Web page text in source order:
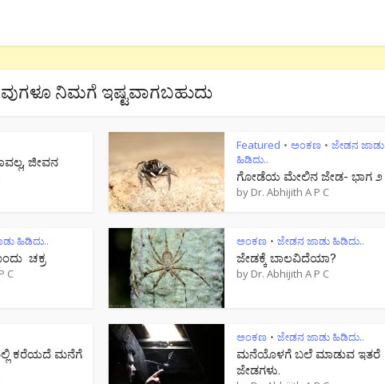
ನಿಮಗೆ ಇಷ್ಟವಾಗಬಹುದು
ಜೀವನ
Featured • ಅಂಕಣ • ಜೇಡನ ಜಾಡು
ಹಿಡಿದು..
ಗೋಡೆಯ ಮೇಲಿನ ಜೇಡ- ಭಾಗ ೨
by Dr. Abhijith A P C
ಹಿಡಿದು..
ಚಕ್ರ
C
ಅಂಕಣ • ಜೇಡನ ಜಾಡು ಹಿಡಿದು..
ಜೇಡಕ್ಕೆ ಬಾಲವಿದೆಯಾ?
by Dr. Abhijith A P C
ಕರೆಯದೆ ಮನೆಗೆ
ಅಂಕಣ • ಜೇಡನ ಜಾಡು ಹಿಡಿದು..
ಮನೆಯೊಳಗೆ ಬಲೆ ಮಾಡುವ ಇತರೆ
ಜೇಡಗಳು.